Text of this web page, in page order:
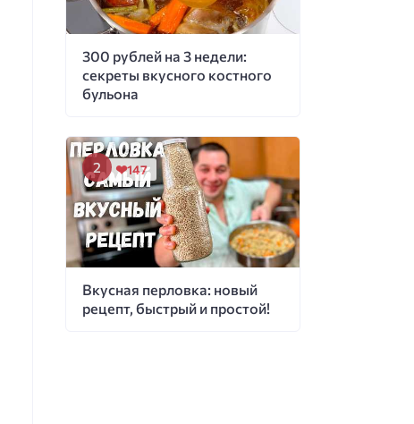
300 рублей на 3 недели:
секреты вкусного костного
бульона
Вкусная перловка: новый
рецепт, быстрый и простой!
147